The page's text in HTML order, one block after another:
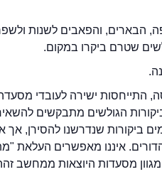
הבארים, והפאבים לשנות
שטרם ביקרו במקום.
התייחסות ישירה לעובדי
הגולשים מתבקשים
ביקורות שנדרשנו להסירן, אך
איננו מאפשרים העלאת
מסעדות היוצאות ממחשב